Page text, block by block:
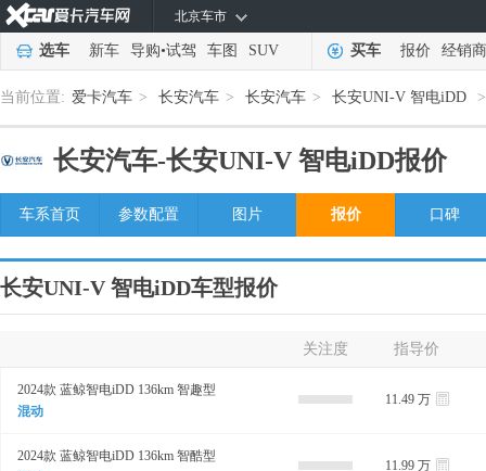
北京车市
选车 新车 导购•试驾 车图 SUV 买车 报价 经销商
当前位置: 爱卡汽车 > 长安汽车 > 长安汽车 > 长安UNI-V 智电iDD
长安汽车-长安UNI-V 智电iDD报价
车系首页 参数配置 图片 报价 口碑
长安UNI-V 智电iDD车型报价
关注度 指导价
2024款 蓝鲸智电iDD 136km 智趣型
混动
11.49 万
2024款 蓝鲸智电iDD 136km 智酷型
11.99 万